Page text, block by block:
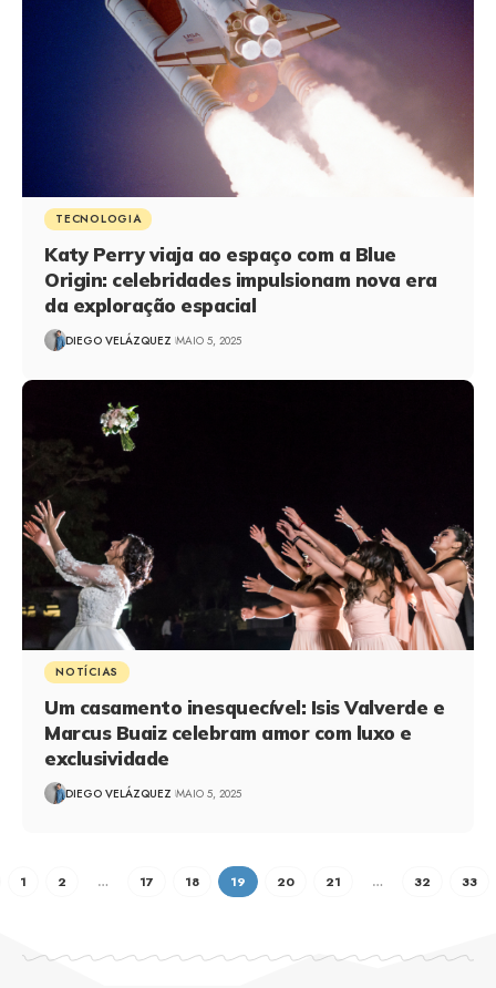
TECNOLOGIA
Katy Perry viaja ao espaço com a Blue
Origin: celebridades impulsionam nova era
da exploração espacial
DIEGO VELÁZQUEZ MAIO 5, 2025
NOTÍCIAS
Um casamento inesquecível: Isis Valverde e
Marcus Buaiz celebram amor com luxo e
exclusividade
DIEGO VELÁZQUEZ MAIO 5, 2025
1 2 … 17 18 19 20 21 … 32 33